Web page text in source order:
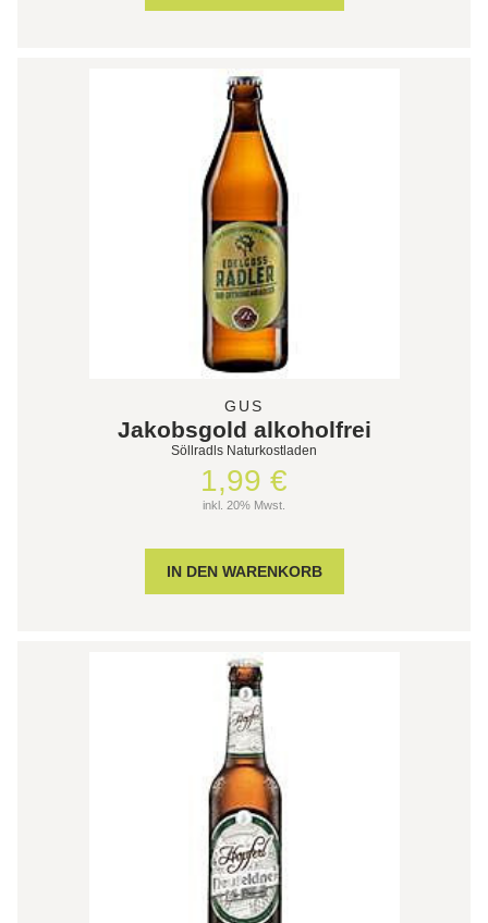
GUS
Jakobsgold alkoholfrei
Söllradls Naturkostladen
1,99 €
inkl. 20% Mwst.